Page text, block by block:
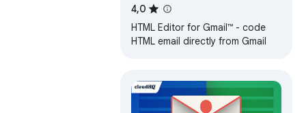
cloudHQ
4,0
HTML Editor for Gmail™ - code
HTML email directly from Gmail